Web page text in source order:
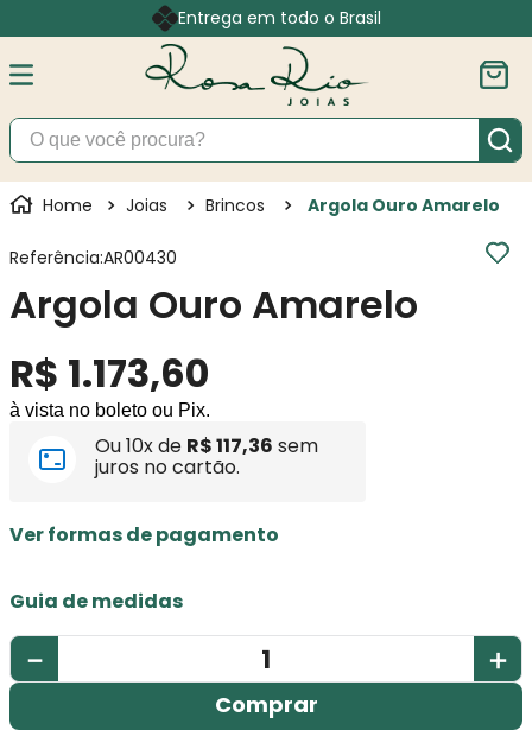
Entrega em todo o Brasil
O que você procura?
Joias Brincos Argola Ouro Amarelo
Referência:AR00430
Argola Ouro Amarelo
R$ 1.173,60
à vista no boleto ou Pix.
Ou10x de R$117,36 sem
juros no cartão.
Ver formas de pagamento
Guia de medidas
＋
－
Comprar